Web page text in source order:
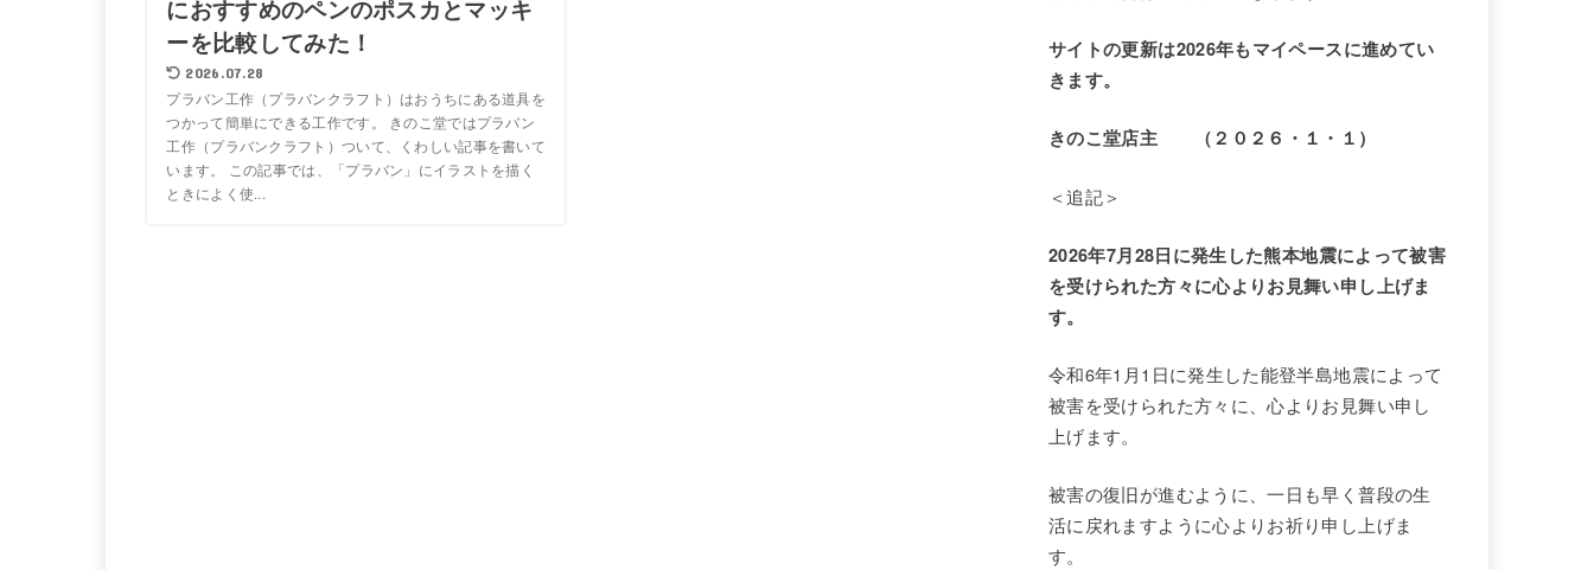
におすすめのペンのポスカとマッキ
ーを比較してみた！
2026.07.28
プラバン工作（プラバンクラフト）はおうちにある道具を
つかって簡単にできる工作です。 きのこ堂ではプラバン
工作（プラバンクラフト）ついて、くわしい記事を書いて
います。 この記事では、「プラバン」にイラストを描く
ときによく使...
サイトの更新は2026年もマイペースに進めてい
きます。
きのこ堂店主 （２０２６・１・１）
＜追記＞
2026年7月28日に発生した熊本地震によって被害
を受けられた方々に心よりお見舞い申し上げま
す。
令和6年1月1日に発生した能登半島地震によって
被害を受けられた方々に、心よりお見舞い申し
上げます。
被害の復旧が進むように、一日も早く普段の生
活に戻れますように心よりお祈り申し上げま
す。